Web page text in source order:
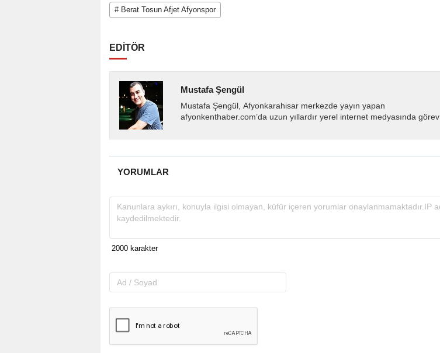
# Berat Tosun Afjet Afyonspor
EDİTÖR
Mustafa Şengül
Mustafa Şengül, Afyonkarahisar merkezde yayın yapan
afyonkenthaber.com’da uzun yıllardır yerel internet medyasında görev
YORUMLAR